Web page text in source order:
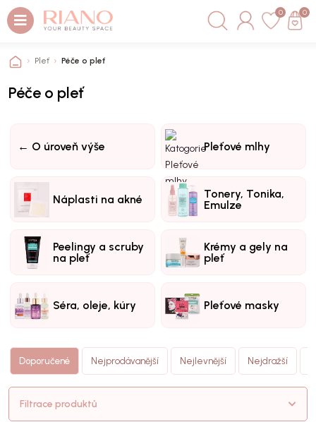
0 0
Pleť Péče o pleť
Péče o pleť
← O úroveň výše Pleťové mlhy
Náplasti na akné
Tonery, Tonika,
Emulze
Peelingy a scruby
na pleť
Krémy a gely na
pleť
Séra, oleje, kúry Pleťové masky
Doporučené Nejprodávanější Nejlevnější Nejdražší
Filtrace produktů